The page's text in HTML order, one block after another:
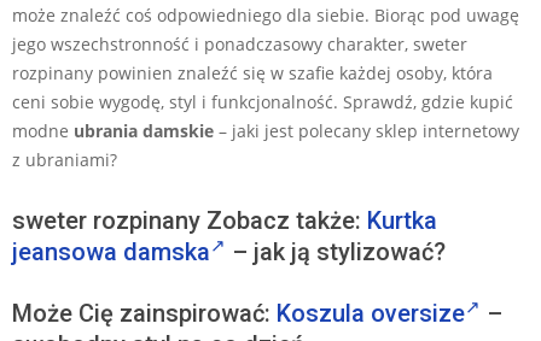
może znaleźć coś odpowiedniego dla siebie. Biorąc pod uwagę
jego wszechstronność i ponadczasowy charakter, sweter
rozpinany powinien znaleźć się w szafie każdej osoby, która
ceni sobie wygodę, styl i funkcjonalność. Sprawdź, gdzie kupić
modne ubrania damskie – jaki jest polecany sklep internetowy
z ubraniami?
sweter rozpinany Zobacz także: Kurtka
jeansowa damska
– jak ją stylizować?
Może Cię zainspirować: Koszula oversize
–